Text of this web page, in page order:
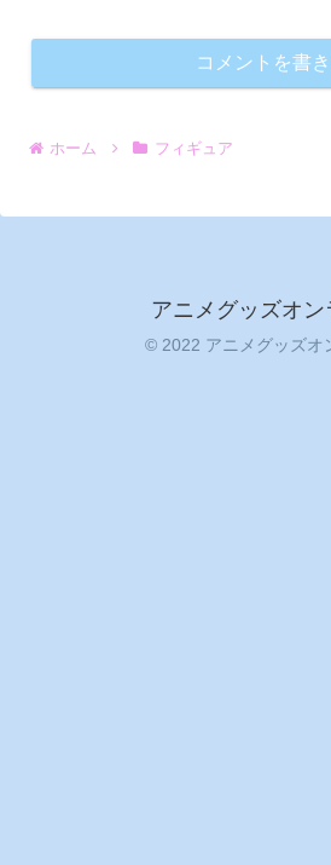
コメントを書
ホーム フィギュア
アニメグッズオン
© 2022 アニメグッズオ